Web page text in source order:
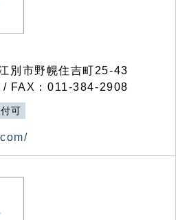
別市野幌住吉町25-43
FAX：011-384-2908
可